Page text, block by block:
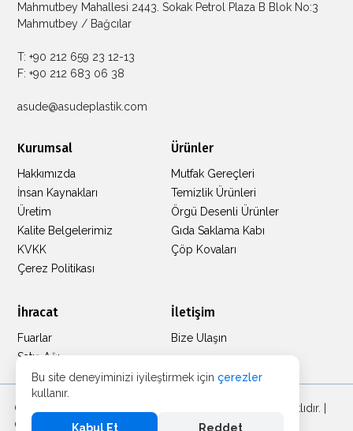
Bu site deneyiminizi iyileştirmek için çerezler
kullanır.
Kabul Et Reddet
Mahmutbey Mahallesi 2443. Sokak Petrol Plaza B Blok No:3
Mahmutbey / Bağcılar
T: +90 212 659 23 12-13
F: +90 212 683 06 38
asude@asudeplastik.com
Kurumsal
Hakkımızda
İnsan Kaynakları
Üretim
Kalite Belgelerimiz
KVKK
Çerez Politikası
Ürünler
Mutfak Gereçleri
Temizlik Ürünleri
Örgü Desenli Ürünler
Gıda Saklama Kabı
Çöp Kovaları
İhracat
Fuarlar
Satış Ağı
İletişim
Bize Ulaşın
Copyright © 2024 - 2025 Asude Plastik. Tüm Hakları Saklıdır. |
Global Plastik Ürün Tedarikçisi